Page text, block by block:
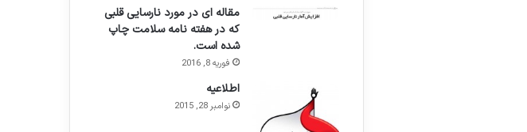
مقاله ای در مورد نارسایی قلبی
که در هفته نامه سلامت چاپ
شده است.
فوریه 8, 2016
اطلاعيه
نوامبر 28, 2015